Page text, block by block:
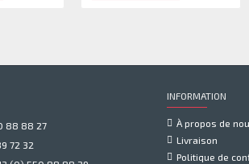
88 88 27
72 32
INFORMATION
À propos de
Livraison
Politique de